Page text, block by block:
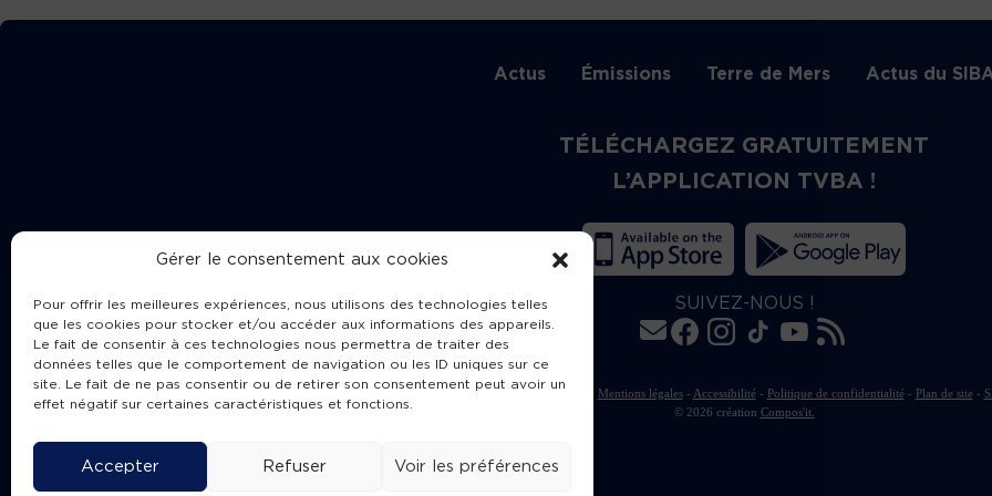
Gérer le consentement aux cookies
Pour offrir les meilleures expériences, nous utilisons des technologies telles
que les cookies pour stocker et/ou accéder aux informations des appareils.
Le fait de consentir à ces technologies nous permettra de traiter des
données telles que le comportement de navigation ou les ID uniques sur ce
site. Le fait de ne pas consentir ou de retirer son consentement peut avoir un
effet négatif sur certaines caractéristiques et fonctions.
Accepter Refuser Voir les préférences
Actus Émissions Terre de Mers Actus du
TÉLÉCHARGEZ GRATUITEMENT
L’APPLICATION TVBA !
SUIVEZ-NOUS !
Charte de publication Mentions légales- Accessibilité- Politique de confidentialité- Plan de site-
© 2026 création Compos'it.